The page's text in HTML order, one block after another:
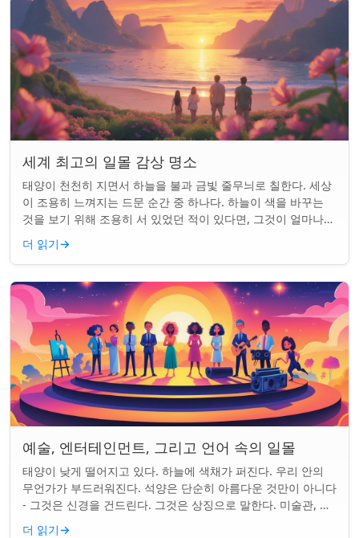
세계 최고의 일몰 감상 명소
태양이 천천히 지면서 하늘을 불과 금빛 줄무늬로 칠한다. 세상
이 조용히 느껴지는 드문 순간 중 하나다. 하늘이 색을 바꾸는
것을 보기 위해 조용히 서 있었던 적이 있다면, 그것이 얼마나
마법 같은 일인지 알 것이다....
더 읽기→
예술, 엔터테인먼트, 그리고 언어 속의 일몰
태양이 낮게 떨어지고 있다. 하늘에 색채가 퍼진다. 우리 안의
무언가가 부드러워진다. 석양은 단순히 아름다운 것만이 아니다
- 그것은 신경을 건드린다. 그것은 상징으로 말한다. 미술관, 화
면, 그리고 우리가 말하는 ...
더 읽기→